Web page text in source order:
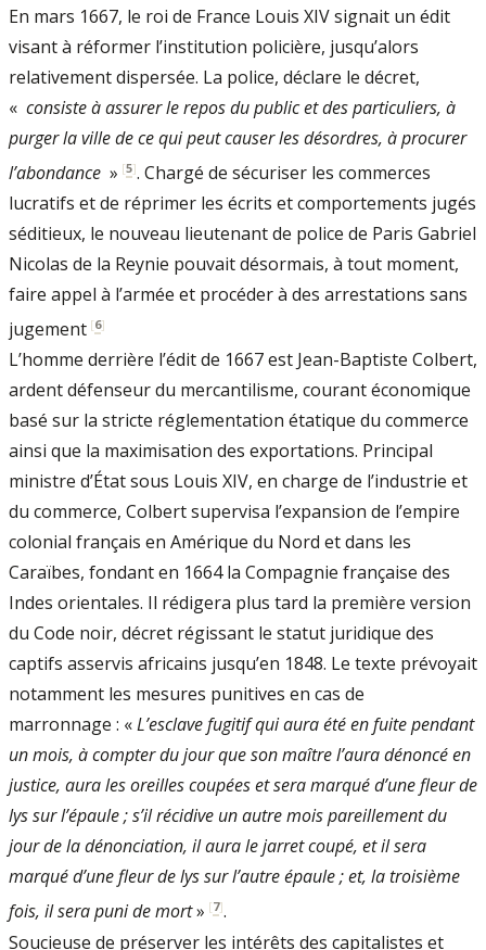
En mars 1667, le roi de France Louis XIV signait un édit
visant à réformer l’institution policière, jusqu’alors
relativement dispersée. La police, déclare le décret,
« consiste à assurer le repos du public et des particuliers, à
purger la ville de ce qui peut causer les désordres, à procurer
l’abondance » [5]. Chargé de sécuriser les commerces
lucratifs et de réprimer les écrits et comportements jugés
séditieux, le nouveau lieutenant de police de Paris Gabriel
Nicolas de la Reynie pouvait désormais, à tout moment,
faire appel à l’armée et procéder à des arrestations sans
jugement [6]
L’homme derrière l’édit de 1667 est Jean-Baptiste Colbert,
ardent défenseur du mercantilisme, courant économique
basé sur la stricte réglementation étatique du commerce
ainsi que la maximisation des exportations. Principal
ministre d’État sous Louis XIV, en charge de l’industrie et
du commerce, Colbert supervisa l’expansion de l’empire
colonial français en Amérique du Nord et dans les
Caraïbes, fondant en 1664 la Compagnie française des
Indes orientales. Il rédigera plus tard la première version
du Code noir, décret régissant le statut juridique des
captifs asservis africains jusqu’en 1848. Le texte prévoyait
notamment les mesures punitives en cas de
marronnage : «L’esclave fugitif qui aura été en fuite pendant
un mois, à compter du jour que son maître l’aura dénoncé en
justice, aura les oreilles coupées et sera marqué d’une fleur de
lys sur l’épaule ; s’il récidive un autre mois pareillement du
jour de la dénonciation, il aura le jarret coupé, et il sera
marqué d’une fleur de lys sur l’autre épaule ; et, la troisième
fois, il sera puni de mort» [7].
Soucieuse de préserver les intérêts des capitalistes et